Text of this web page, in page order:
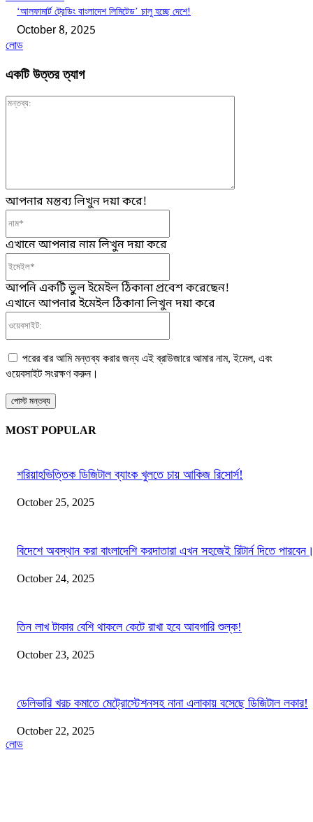
‘আলফামার্ট ট্রেডিং বাংলাদেশ লিমিটেড’ চালু হচ্ছে দেশে!
October 8, 2025
লোড
একটি উত্তর ত্যাগ
আপনার মন্তব্য লিখুন দয়া করে!
এখানে আপনার নাম লিখুন দয়া করে
আপনি একটি ভুল ইমেইল ঠিকানা প্রবেশ করেছেন!
এখানে আপনার ইমেইল ঠিকানা লিখুন দয়া করে
পরের বার আমি মন্তব্য করার জন্য এই ব্রাউজারে আমার নাম, ইমেল, এবং
ওয়েবসাইট সংরক্ষণ করুন।
MOST POPULAR
শরিয়াহভিত্তিক ডিজিটাল ব্যাংক খুলতে চায় আকিজ রিসোর্স!
October 25, 2025
বিদেশে অবস্থান করা বাংলাদেশি করদাতারা এখন সহজেই রিটার্ন দিতে
October 24, 2025
তিন লাখ টাকার বেশি থাকলে কেটে রাখা হবে আবগারি শুল্ক!
October 23, 2025
ডেলিভারি খরচ কমাতে মেট্রোস্টেশনসহ নানা এলাকায় বসেছে ডিজিটাল লকার!
October 22, 2025
লোড